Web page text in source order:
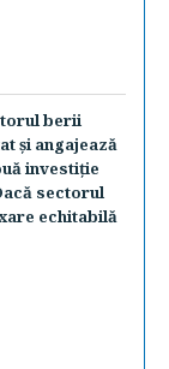
berii
şi angajează
investiţie
sectorul
echitabilă